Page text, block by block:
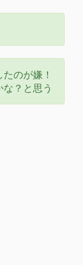
のが嫌！
？と思う